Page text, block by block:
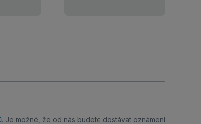
. Je možné, že od nás budete dostávat oznámení